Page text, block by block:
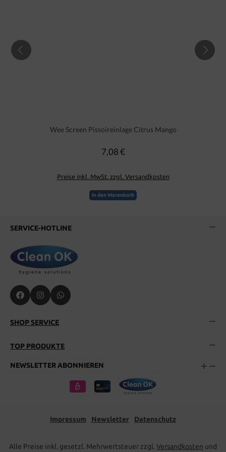
Wee Screen Pissoireinlage Citrus Mango
Regulärer Preis:
7,08 €
Preise inkl. MwSt. zzgl. Versandkosten
In den Warenkorb
SERVICE-HOTLINE
SHOP SERVICE
TOP PRODUKTE
NEWSLETTER ABONNIEREN
Impressum Newsletter Datenschutz
Alle Preise inkl. gesetzl. Mehrwertsteuer zzgl. Versandkosten und